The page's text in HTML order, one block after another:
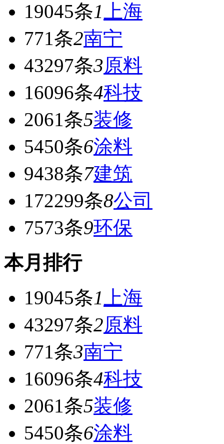
19045条1 上海
771条2南宁
43297条3原料
16096条4科技
2061条5装修
5450条6涂料
9438条7建筑
172299条8公司
7573条9环保
本月排行
19045条1 上海
43297条2原料
771条3南宁
16096条4科技
2061条5装修
5450条6涂料